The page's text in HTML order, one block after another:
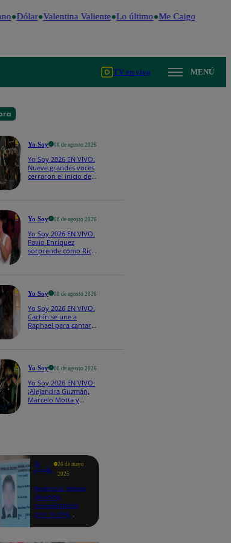
Dólar Valentina Valiente Lo último Me Caigo de Risa
TV en vivo MENÚ
Yo Soy 08 de agosto 2026
Yo Soy 2026 EN VIVO:
Nueve grandes voces
cerraron el inicio de
Yo Soy 08 de agosto 2026
Yo Soy 2026 EN VIVO:
Favio Enríquez
sorprende como Ricky
Yo Soy 08 de agosto 2026
Yo Soy 2026 EN VIVO:
Cachín se une a
Raphael para cantar
Yo Soy 08 de agosto 2026
Yo Soy 2026 EN VIVO:
¡Alejandra Guzmán,
Marcelo Motta y
Te
ayudo
26 de mayo
2025
Revisa si tienes
deudas
consultando
con tu DNI: